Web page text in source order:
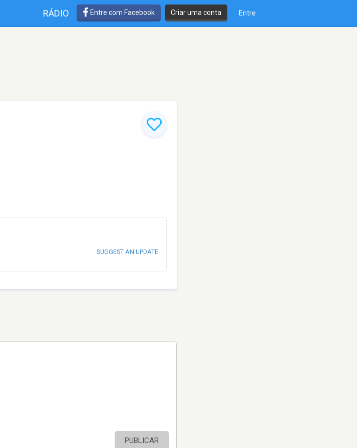
RÁDIO Entre com Facebook Criar uma conta Entre
SUGGEST AN UPDATE
PUBLICAR